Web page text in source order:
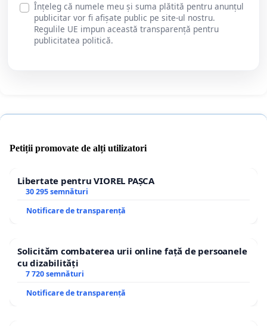
Înțeleg că numele meu și suma plătită pentru anunțul
publicitar vor fi afișate public pe site-ul nostru.
Regulile UE impun această transparență pentru
publicitatea politică.
Petiții promovate de alți utilizatori
Libertate pentru VIOREL PAȘCA
30 295 semnături
Notificare de transparență
Solicităm combaterea urii online față de persoanele
cu dizabilități
7 720 semnături
Notificare de transparență